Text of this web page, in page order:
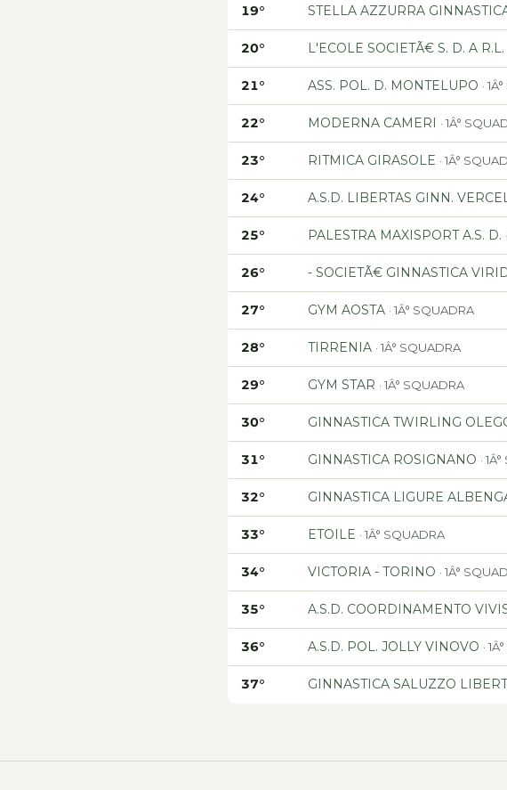
19° STELLA AZZURRA
20° L'ECOLE SOCIETÃ€ S. D. A R.L.
21° ASS. POL. D. MONTELUPO ·
22° MODERNA CAMERI · 1Â°
23° RITMICA GIRASOLE · 1Â°
24° A.S.D. LIBERTAS GINN.
25° PALESTRA MAXISPORT A.S. D.
26° - SOCIETÃ€ GINNASTICA
27° GYM AOSTA · 1Â° SQUADRA
28° TIRRENIA · 1Â° SQUADRA
29° GYM STAR · 1Â° SQUADRA
30° GINNASTICA TWIRLING
31° GINNASTICA ROSIGNANO ·
32° GINNASTICA LIGURE
33° ETOILE · 1Â° SQUADRA
34° VICTORIA - TORINO · 1Â°
35° A.S.D. COORDINAMENTO
36° A.S.D. POL. JOLLY VINOVO ·
37° GINNASTICA SALUZZO